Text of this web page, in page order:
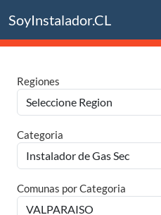
SoyInstalador.CL
Regiones
Categoria
Comunas por Categoria